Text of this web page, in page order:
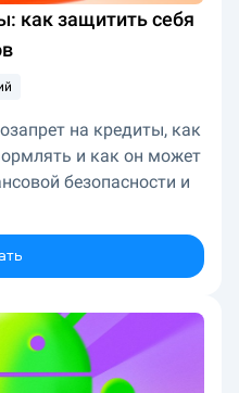
как защитить себя
на кредиты, как
и как он может
безопасности и